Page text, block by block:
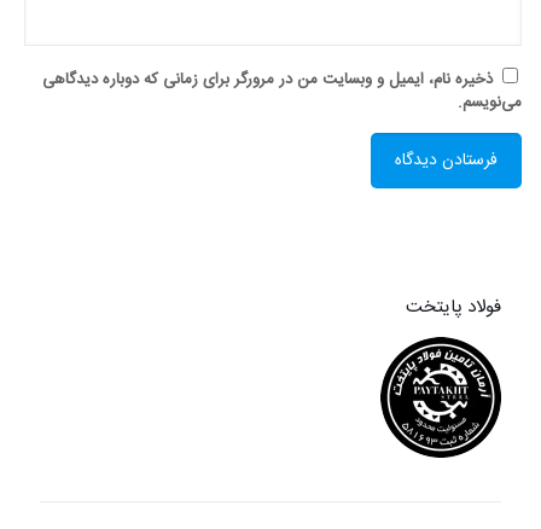
ذخیره نام، ایمیل و وبسایت من در مرورگر برای زمانی که دوباره دیدگاهی
می‌نویسم.
فولاد پایتخت